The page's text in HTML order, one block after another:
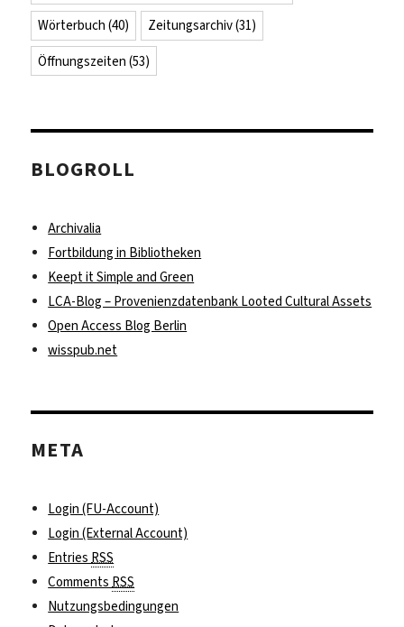
Wörterbuch (40) Zeitungsarchiv(31)
Öffnungszeiten (53)
BLOGROLL
Archivalia
Fortbildung in Bibliotheken
Keept it Simple and Green
LCA-Blog – Provenienzdatenbank Looted Cultural Assets
Open Access Blog Berlin
wisspub.net
META
Login (FU-Account)
Login (External Account)
EntriesRSS
CommentsRSS
Nutzungsbedingungen